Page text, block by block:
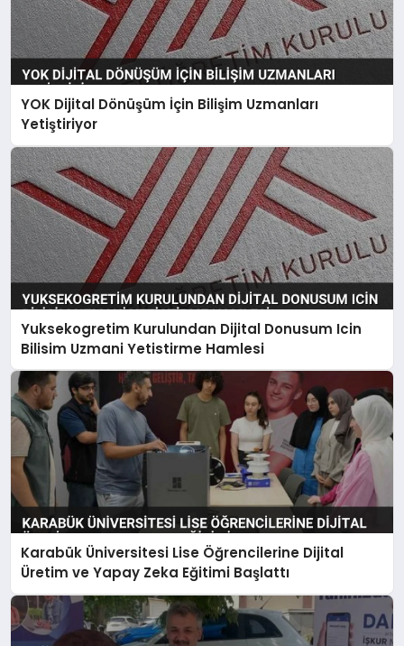
YOK Dijital Dönüşüm İçin Bilişim Uzmanları
Yetiştiriyor
Yuksekogretim Kurulundan Dijital Donusum Icin
Bilisim Uzmani Yetistirme Hamlesi
Karabük Üniversitesi Lise Öğrencilerine Dijital
Üretim ve Yapay Zeka Eğitimi Başlattı